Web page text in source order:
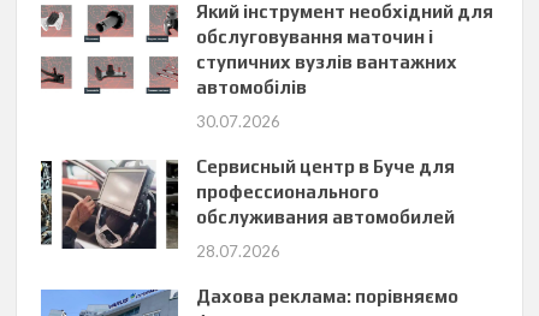
Який інструмент необхідний для
обслуговування маточин і
ступичних вузлів вантажних
автомобілів
30.07.2026
Сервисный центр в Буче для
профессионального
обслуживания автомобилей
28.07.2026
Дахова реклама: порівняємо